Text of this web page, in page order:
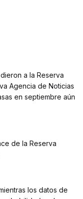
a la Reserva
Agencia de Noticias
en septiembre aún
de la Reserva
los datos de